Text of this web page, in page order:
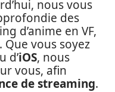
nous vous
des
d’anime en VF,
. Que vous soyez
d’iOS, nous
vous, afin
de streaming.